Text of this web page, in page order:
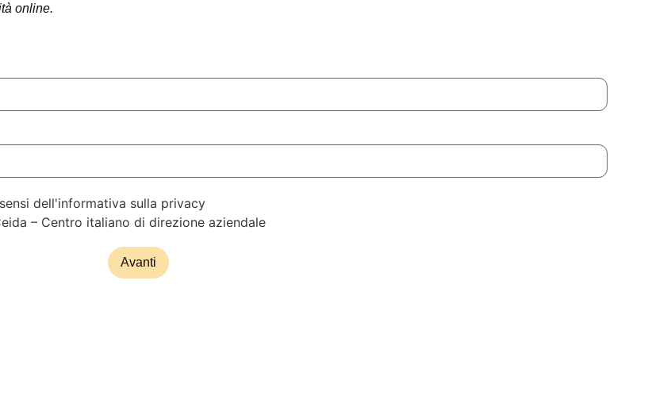
online.
dell'informativa sulla privacy
– Centro italiano di direzione aziendale
Avanti